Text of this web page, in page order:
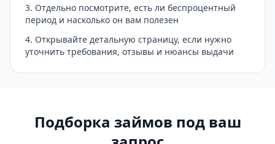
Отдельно посмотрите, есть ли беспроцентный
период и насколько он вам полезен
Открывайте детальную страницу, если нужно
уточнить требования, отзывы и нюансы выдачи
Подборка займов под ваш